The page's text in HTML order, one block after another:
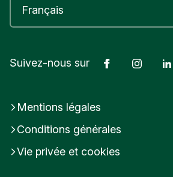
Suivez-nous sur Facebook
Mentions légales
Conditions générales
Vie privée et cookies